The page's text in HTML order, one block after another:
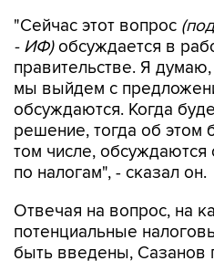
"Сейчас этот вопрос
- ИФ)обсуждается в
правительстве. Я
мы выйдем с
обсуждаются. Когда
решение, тогда об этом
том числе, обсуждаются
по налогам", - сказал он.
Отвечая на вопрос, на
потенциальные
быть введены, Сазанов